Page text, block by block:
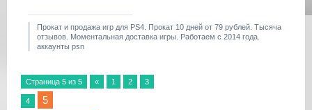
Прокат и продажа игр для PS4. Прокат 10 дней от 79 рублей. Тысяча
отзывов. Моментальная доставка игры. Работаем с 2014 года.
аккаунты psn
Страница 5 из 5 « 1 2 3
4 5